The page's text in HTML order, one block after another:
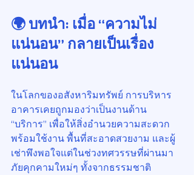
🌍 บทนำ: เมื่อ “ความไม่
แน่นอน” กลายเป็นเรื่อง
แน่นอน
ในโลกของอสังหาริมทรัพย์ การบริหาร
อาคารเคยถูกมองว่าเป็นงานด้าน
“บริการ” เพื่อให้สิ่งอำนวยความสะดวก
พร้อมใช้งาน พื้นที่สะอาดสวยงาม และผู้
เช่าพึงพอใจแต่ในช่วงทศวรรษที่ผ่านมา
ภัยคุกคามใหม่ๆ ทั้งจากธรรมชาติ